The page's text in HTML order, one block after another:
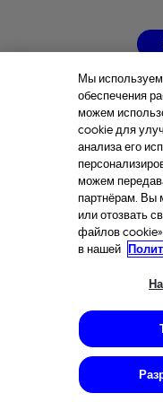
Мы
обеспечения
можем
cookie для
анализа его
можем
партнёрам. Вы
или отозвать
файлов
в нашей